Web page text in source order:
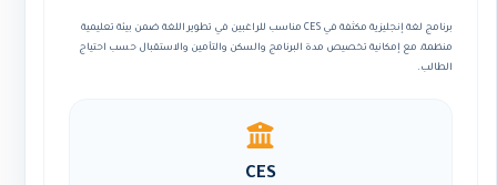
برنامج لغة إنجليزية مكثفة في CES مناسب للراغبين في تطوير اللغة ضمن بيئة تعليمية
منظمة، مع إمكانية تخصيص مدة البرنامج والسكن والتأمين والاستقبال حسب احتياج
الطالب.
CES